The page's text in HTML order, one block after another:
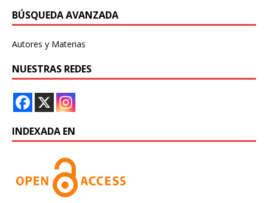
BÚSQUEDA AVANZADA
Autores y Materias
NUESTRAS REDES
INDEXADA EN